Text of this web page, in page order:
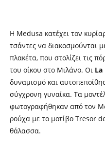
Η Medusa κατέχει τον
τσάντες να διακοσμούνται
πλακέτα, που στολίζει τις
του οίκου στο Μιλάνο. Οι La
δυναμισμό και
σύγχρονη γυναίκα. Τα
φωτογραφήθηκαν από τον
ρούχα με το μοτίβο Tresor
θάλασσα.